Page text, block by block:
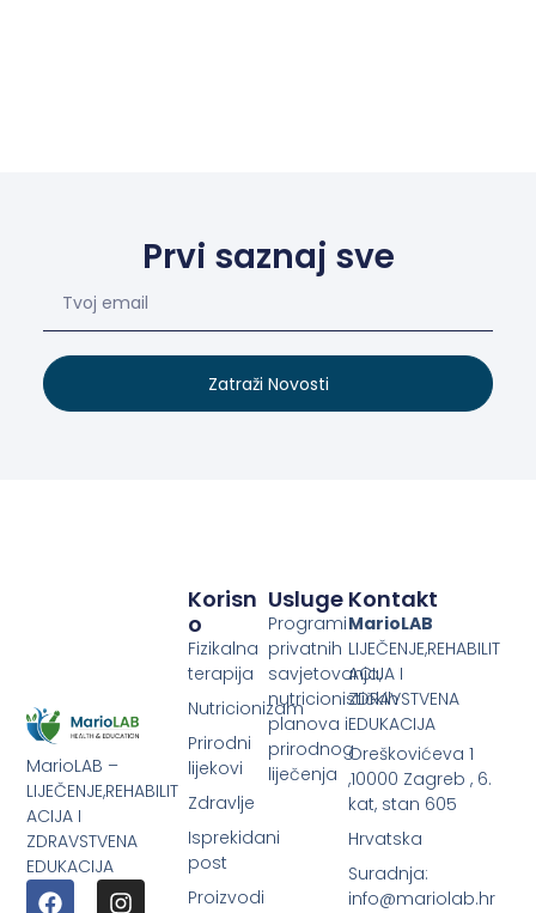
Prvi saznaj sve
Zatraži Novosti
MarioLAB –
LIJEČENJE,REHABILIT
ACIJA I
ZDRAVSTVENA
EDUKACIJA
Usluge
Programi
privatnih
savjetovanja,
nutricionističkih
planova i
prirodnog
liječenja
Korisn
O
Fizikalna
terapija
Nutricionizam
Prirodni
lijekovi
Zdravlje
Isprekidani
post
Proizvodi
Kontakt
MarioLAB
LIJEČENJE,REHABILIT
ACIJA I
ZDRAVSTVENA
EDUKACIJA
Oreškovićeva 1
,10000 Zagreb , 6.
kat, stan 605
Hrvatska
Suradnja:
info@mariolab.hr